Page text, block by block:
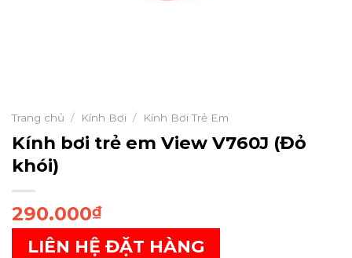
Trang chủ / Kính Bơi / Kính Bơi Trẻ Em
Kính bơi trẻ em View V760J (Đỏ
khói)
290.000₫
LIÊN HỆ ĐẶT HÀNG